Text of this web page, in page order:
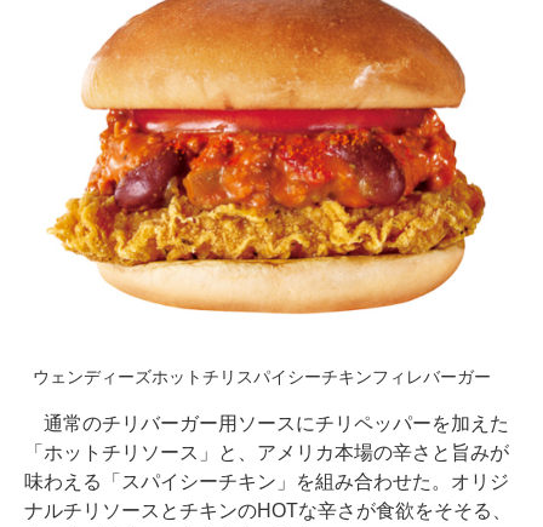
ウェンディーズホットチリスパイシーチキンフィレバーガー
通常のチリバーガー用ソースにチリペッパーを加えた
「ホットチリソース」と、アメリカ本場の辛さと旨みが
味わえる「スパイシーチキン」を組み合わせた。オリジ
ナルチリソースとチキンのHOTな辛さが食欲をそそる、